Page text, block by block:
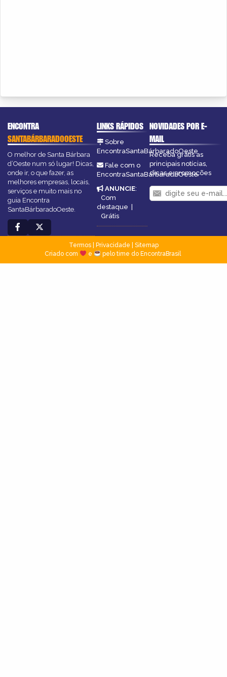
ENCONTRA
SANTABÁRBARADOOESTE
O melhor de Santa Bárbara
d’Oeste num só lugar! Dicas,
onde ir, o que fazer, as
melhores empresas, locais,
serviços e muito mais no
guia Encontra
SantaBárbaradoOeste.
LINKS RÁPIDOS
Sobre
EncontraSantaBárbaradoOeste
Fale com o
EncontraSantaBárbaradoOeste
ANUNCIE:
Com
destaque
Grátis
NOVIDADES POR E-
MAIL
Receba grátis as
principais notícias,
dicas e promoções
Termos| Privacidade
Sitemap
Criado com
e pelo time do EncontraBrasil